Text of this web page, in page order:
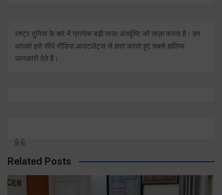
राष्ट्र दुनिया के बारे में प्रत्येक बड़ी ताजा अंतर्दृष्टि को ताज़ा करता है। हम
आपको इसे सीधे मीडिया आउटलेट्स से ज्ञात कराते हुए सबसे हालिया
जानकारी देते हैं।
Related Posts